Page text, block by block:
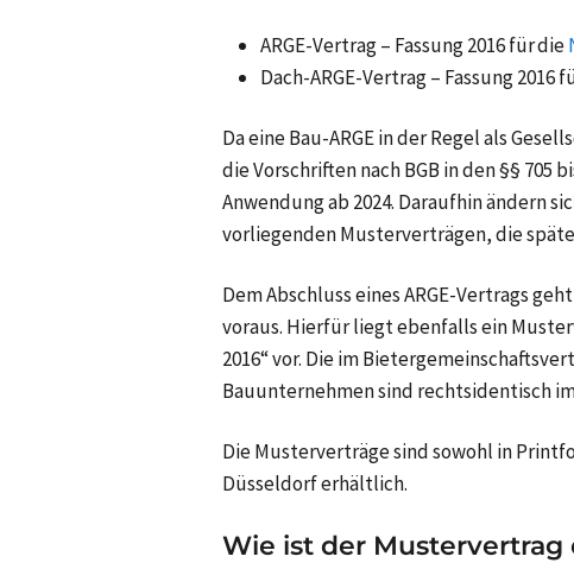
ARGE-Vertrag– Fassung 2016 für die
Dach-ARGE-Vertrag – Fassung 2016
Da eine Bau-ARGE in der Regel als
die Vorschriften nach BGB in den §§
Anwendung ab 2024. Daraufhin ändern
vorliegenden Musterverträgen, die
Dem Abschluss eines ARGE-Vertrags
voraus. Hierfür liegt ebenfalls ein
2016“ vor. Die im
Bauunternehmen sind rechtsidentisch
Die Musterverträge sind sowohl in
Düsseldorf erhältlich.
Wie ist der Mustervertrag